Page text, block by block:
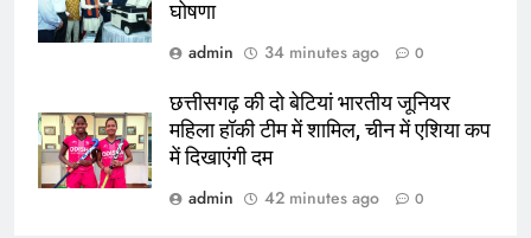
घोषणा
admin
34 minutes ago 0
छत्तीसगढ़ की दो बेटियां भारतीय जूनियर
महिला हॉकी टीम में शामिल, चीन में एशिया कप
में दिखाएंगी दम
admin
42 minutes ago 0